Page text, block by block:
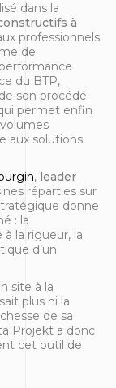
dans la
à
professionnels
de
du BTP,
son procédé
permet enfin
aux solutions
, leader
réparties sur
donne
: la
la rigueur, la
d’un
site à la
plus ni la
de sa
Projekt a donc
cet outil de